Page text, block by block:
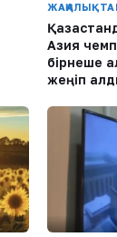
Азия
бірнеше
жеңіп